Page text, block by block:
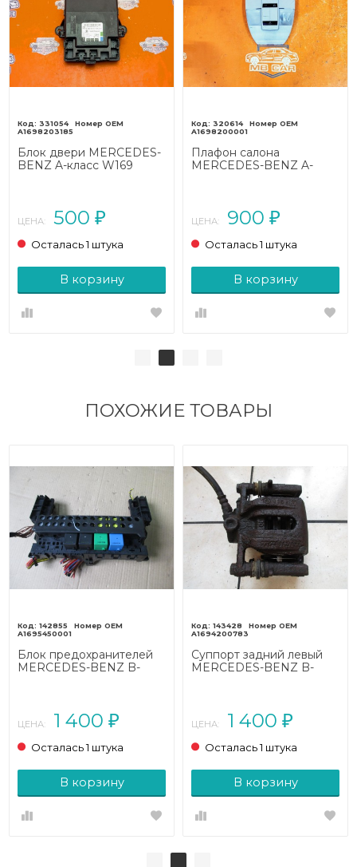
331054
A1698203185
Блок двери MERCEDES-
BENZ A-класс W169
ЦЕНА: 500 ₽
Осталась 1 штука
В корзину
320614
A1698200001
Плафон салона
MERCEDES-BENZ A-
ЦЕНА: 900 ₽
Осталась 1 штука
В корзину
ПОХОЖИЕ ТОВАРЫ
142855
A1695450001
Блок предохранителей
MERCEDES-BENZ B-
ЦЕНА: 1 400 ₽
Осталась 1 штука
В корзину
143428
A1694200783
Суппорт задний левый
MERCEDES-BENZ B-
ЦЕНА: 1 400 ₽
Осталась 1 штука
В корзину